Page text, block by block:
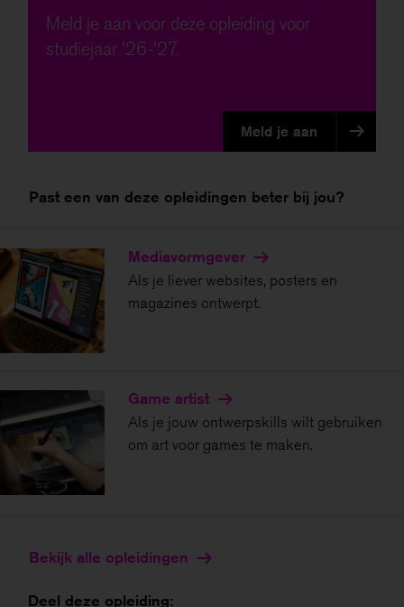
Meld je aan voor deze opleiding voor
studiejaar '26-'27.
Meld je aan
Past een van deze opleidingen beter bij jou?
Media­vormgever
Als je liever websites, posters en
magazines ontwerpt.
Game artist
Als je jouw ontwerpskills wilt gebruiken
om art voor games te maken.
Bekijk alle opleidingen
Deel deze opleiding: